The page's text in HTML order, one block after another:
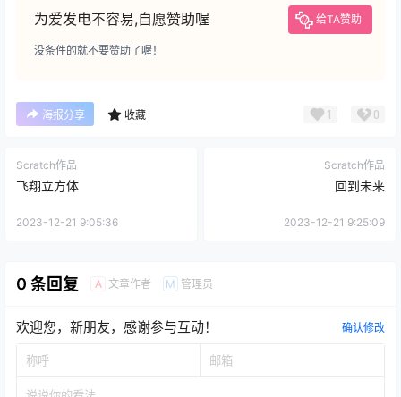
为爱发电不容易,自愿赞助喔 给TA赞助
没条件的就不要赞助了喔！
海报分享 收藏 1 0
Scratch作品
飞翔立方体
2023-12-21 9:05:36
Scratch作品
回到未来
2023-12-21 9:25:09
0 条回复 A 文章作者 M 管理员
欢迎您，新朋友，感谢参与互动！ 确认修改